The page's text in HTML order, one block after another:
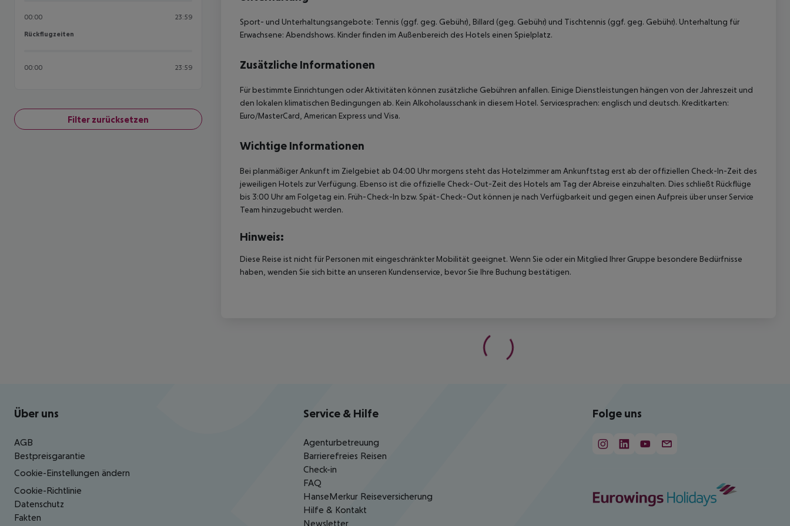
00:00 23:59
Rückflugzeiten
Rückflugzeiten
00:00 23:59
Filter zurücksetzen
Sport- und Unterhaltungsangebote: Tennis (ggf. geg. Gebühr), Billard (geg. Gebühr) und Tischtennis (ggf. geg. Gebühr). Unterhaltung für
Erwachsene: Abendshows. Kinder finden im Außenbereich des Hotels einen Spielplatz.
Zusätzliche Informationen
Für bestimmte Einrichtungen oder Aktivitäten können zusätzliche Gebühren anfallen. Einige Dienstleistungen hängen von der Jahreszeit und
den lokalen klimatischen Bedingungen ab. Kein Alkoholausschank in diesem Hotel. Servicesprachen: englisch und deutsch. Kreditkarten:
Euro/MasterCard, American Express und Visa.
Wichtige Informationen
Bei planmäßiger Ankunft im Zielgebiet ab 04:00 Uhr morgens steht das Hotelzimmer am Ankunftstag erst ab der offiziellen Check-In-Zeit des
jeweiligen Hotels zur Verfügung. Ebenso ist die offizielle Check-Out-Zeit des Hotels am Tag der Abreise einzuhalten. Dies schließt Rückflüge
bis 3:00 Uhr am Folgetag ein. Früh-Check-In bzw. Spät-Check-Out können je nach Verfügbarkeit und gegen einen Aufpreis über unser Service
Team hinzugebucht werden.
Hinweis:
Diese Reise ist nicht für Personen mit eingeschränkter Mobilität geeignet. Wenn Sie oder ein Mitglied Ihrer Gruppe besondere Bedürfnisse
haben, wenden Sie sich bitte an unseren Kundenservice, bevor Sie Ihre Buchung bestätigen.
Footer navigation
Über uns
AGB
Bestpreisgarantie
Cookie-Einstellungen ändern
Cookie-Richtlinie
Datenschutz
Fakten
Service & Hilfe
Agenturbetreuung
Barrierefreies Reisen
Check-in
FAQ
HanseMerkur Reiseversicherung
Hilfe & Kontakt
Newsletter
Folge uns